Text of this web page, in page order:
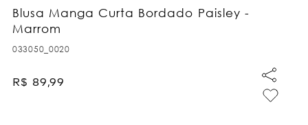
Blusa Manga Curta Bordado Paisley -
Marrom
033050_0020
R$ 89,99